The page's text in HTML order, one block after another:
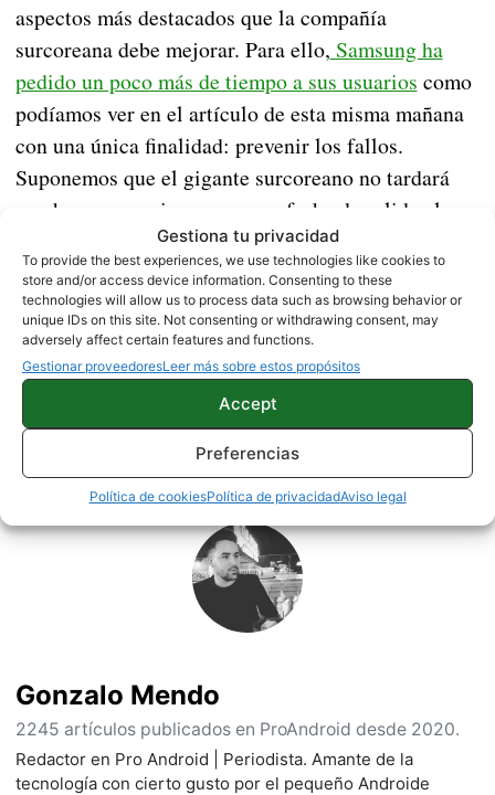
Gestiona tu privacidad
To provide the best experiences, we use technologies like cookies to
store and/or access device information. Consenting to these
technologies will allow us to process data such as browsing behavior or
unique IDs on this site. Not consenting or withdrawing consent, may
adversely affect certain features and functions.
Gestionar proveedoresLeer más sobre estos propósitos
Accept
Preferencias
Política de cookiesPolítica de privacidadAviso legal
aspectos más destacados que la compañía
surcoreana debe mejorar. Para ello, Samsung ha
pedido un poco más de tiempo a sus usuarios como
podíamos ver en el artículo de esta misma mañana
con una única finalidad: prevenir los fallos.
Suponemos que el gigante surcoreano no tardará
mucho en anunciar una nueva fecha de salida al
mercado. Esperemos que esta vez sea la definitiva.
Fuente |Samsung
NOTICIAS SAMSUNG
Gonzalo Mendo
2245 artículos publicados en ProAndroid desde 2020.
Redactor en Pro Android | Periodista. Amante de la
tecnología con cierto gusto por el pequeño Androide